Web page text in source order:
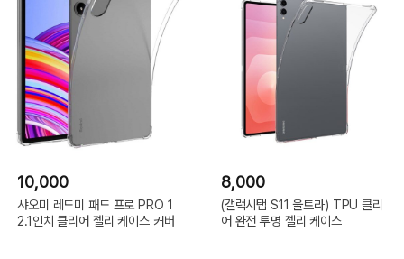
10,000
샤오미 레드미 패드 프로 PRO 1
2.1인치 클리어 젤리 케이스 커버
8,000
(갤럭시탭 S11 울트라) TPU 클리
어 완전 투명 젤리 케이스